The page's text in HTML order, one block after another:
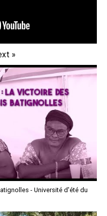
»
- Université d'été du